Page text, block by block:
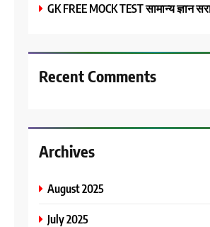
GK FREE MOCK TEST सामान्य ज्ञान
Recent Comments
Archives
August 2025
July 2025